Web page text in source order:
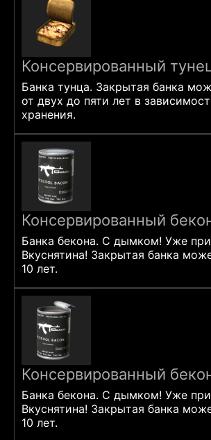
Консервированный
Банка тунца. Закрытая банка
от двух до пяти лет в
хранения.
Консервированный
Банка бекона. С дымком! Уже
Вкуснятина! Закрытая банка
10 лет.
Консервированный
Банка бекона. С дымком! Уже
Вкуснятина! Закрытая банка
10 лет.